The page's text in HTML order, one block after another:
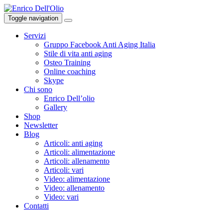
Skip
to
content
Toggle navigation
Servizi
Gruppo Facebook Anti Aging Italia
Stile di vita anti aging
Osteo Training
Online coaching
Skype
Chi sono
Enrico Dell’olio
Gallery
Shop
Newsletter
Blog
Articoli: anti aging
Articoli: alimentazione
Articoli: allenamento
Articoli: vari
Video: alimentazione
Video: allenamento
Video: vari
Contatti